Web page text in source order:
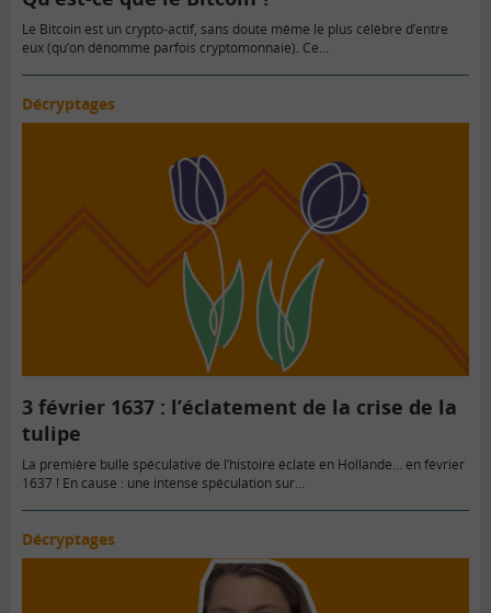
Le Bitcoin est un crypto-actif, sans doute même le plus célèbre d’entre
eux (qu’on dénomme parfois cryptomonnaie). Ce…
Décryptages
3 février 1637 : l’éclatement de la crise de la
tulipe
La première bulle spéculative de l’histoire éclate en Hollande… en février
1637 ! En cause : une intense spéculation sur…
Décryptages